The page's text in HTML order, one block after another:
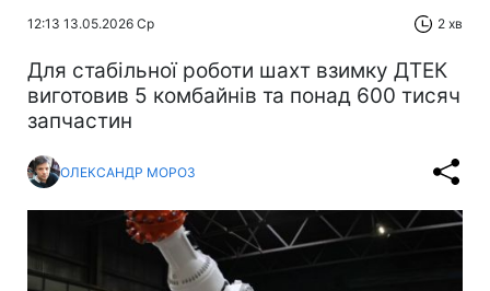
12:13 13.05.2026 Ср 2 хв
Для стабільної роботи шахт взимку ДТЕК
виготовив 5 комбайнів та понад 600 тисяч
запчастин
ОЛЕКСАНДР МОРОЗ